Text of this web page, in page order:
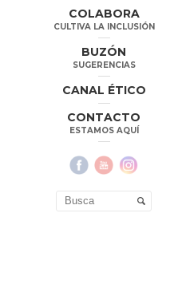
COLABORA
CULTIVA LA INCLUSIÓN
BUZÓN
SUGERENCIAS
CANAL ÉTICO
CONTACTO
ESTAMOS AQUÍ